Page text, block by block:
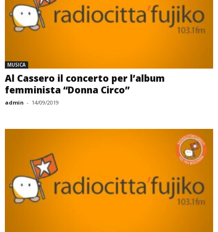
MUSICA
Al Cassero il concerto per l’album
femminista “Donna Circo”
admin - 14/09/2019